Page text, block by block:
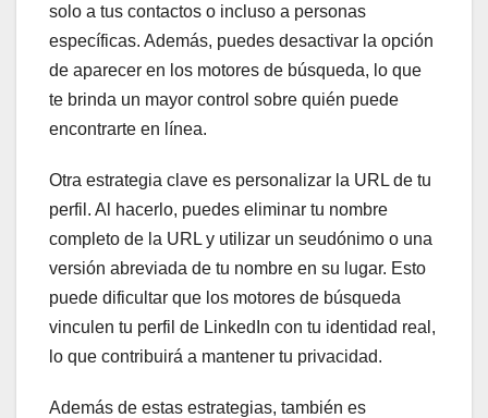
solo a tus contactos o incluso a personas
específicas. Además, puedes desactivar la opción
de aparecer en los motores de búsqueda, lo que
te brinda un mayor control sobre quién puede
encontrarte en línea.
Otra estrategia clave es personalizar la URL de tu
perfil. Al hacerlo, puedes eliminar tu nombre
completo de la URL y utilizar un seudónimo o una
versión abreviada de tu nombre en su lugar. Esto
puede dificultar que los motores de búsqueda
vinculen tu perfil de LinkedIn con tu identidad real,
lo que contribuirá a mantener tu privacidad.
Además de estas estrategias, también es